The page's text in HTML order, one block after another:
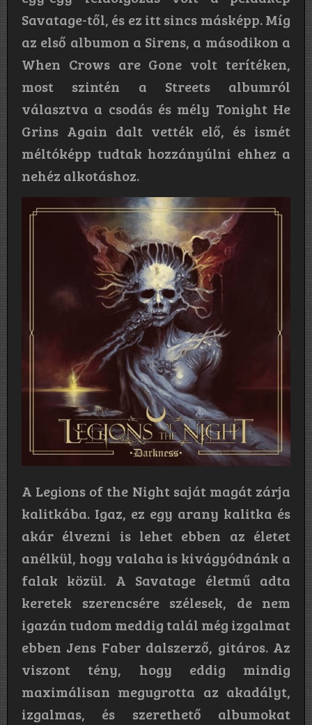
Savatage-től, és ez itt sincs másképp. Míg
az első albumon a Sirens, a másodikon a
When Crows are Gone volt terítéken,
most szintén a Streets albumról
választva a csodás és mély Tonight He
Grins Again dalt vették elő, és ismét
méltóképp tudtak hozzányúlni ehhez a
nehéz alkotáshoz.
A Legions of the Night saját magát zárja
kalitkába. Igaz, ez egy arany kalitka és
akár élvezni is lehet ebben az életet
anélkül, hogy valaha is kivágyódnánk a
falak közül. A Savatage életmű adta
keretek szerencsére szélesek, de nem
igazán tudom meddig talál még izgalmat
ebben Jens Faber dalszerző, gitáros. Az
viszont tény, hogy eddig mindig
maximálisan megugrotta az akadályt,
izgalmas, és szerethető albumokat